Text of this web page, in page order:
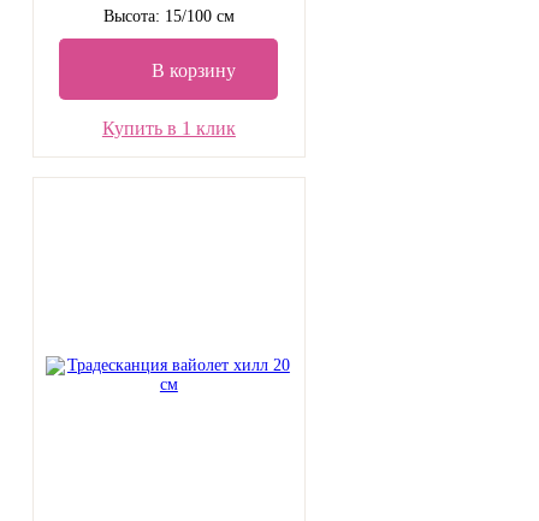
Высота: 15/100 см
В корзину
Купить в 1 клик